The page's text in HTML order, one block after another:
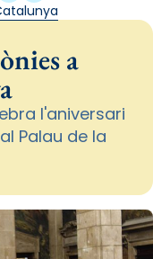
a
l'aniversari
Palau de la